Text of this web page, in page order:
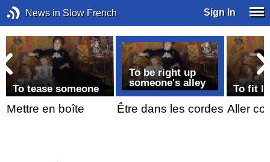
News in Slow French Sign In
To tease someone
Mettre en boîte
To be right up
someone's alley
Être dans les cordes
To fit
Aller